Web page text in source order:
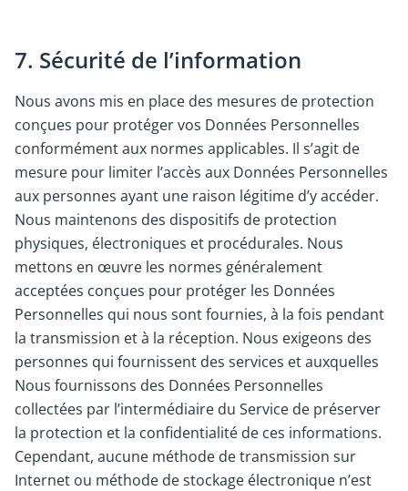
7. Sécurité de l’information
Nous avons mis en place des mesures de protection
conçues pour protéger vos Données Personnelles
conformément aux normes applicables. Il s’agit de
mesure pour limiter l’accès aux Données Personnelles
aux personnes ayant une raison légitime d’y accéder.
Nous maintenons des dispositifs de protection
physiques, électroniques et procédurales. Nous
mettons en œuvre les normes généralement
acceptées conçues pour protéger les Données
Personnelles qui nous sont fournies, à la fois pendant
la transmission et à la réception. Nous exigeons des
personnes qui fournissent des services et auxquelles
Nous fournissons des Données Personnelles
collectées par l’intermédiaire du Service de préserver
la protection et la confidentialité de ces informations.
Cependant, aucune méthode de transmission sur
Internet ou méthode de stockage électronique n’est